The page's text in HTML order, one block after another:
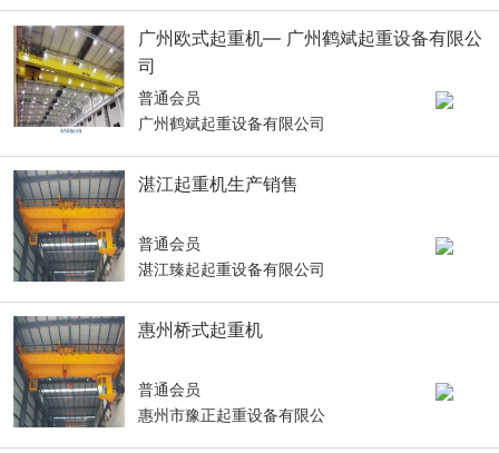
广州欧式起重机— 广州鹤斌起重设备有限公
司
普通会员
广州鹤斌起重设备有限公司
湛江起重机生产销售
普通会员
湛江臻起起重设备有限公司
惠州桥式起重机
普通会员
惠州市豫正起重设备有限公